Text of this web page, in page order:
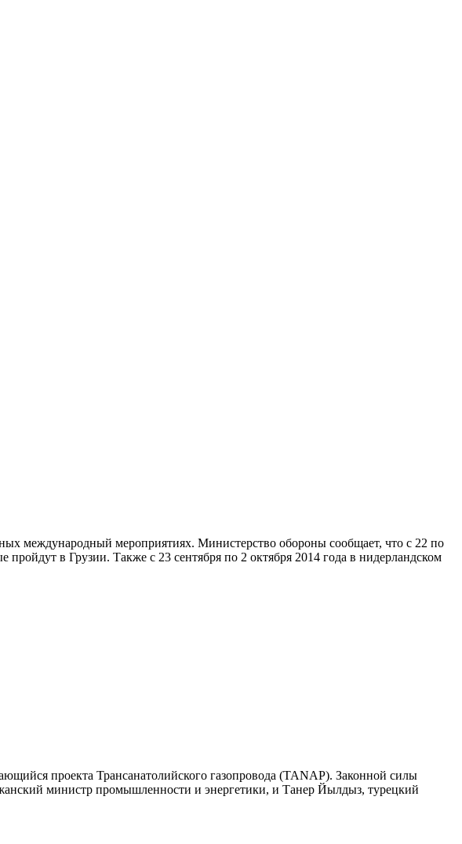
международный мероприятиях. Министерство обороны сообщает, что с 22 по
в Грузии. Также с 23 сентября по 2 октября 2014 года в нидерландском
проекта Трансанатолийского газопровода (TANAP). Законной силы
министр промышленности и энергетики, и Танер Йылдыз, турецкий